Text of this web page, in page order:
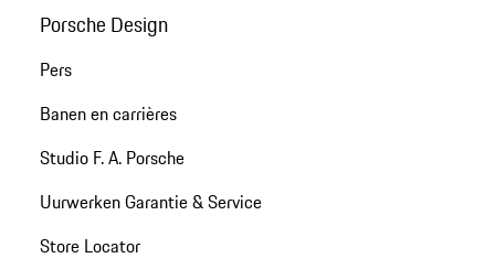
Porsche Design
Pers
Banen en carrières
Studio F. A. Porsche
Uurwerken Garantie & Service
Store Locator